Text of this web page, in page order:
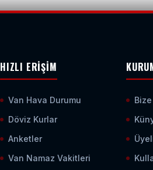
HIZLI ERIŞIM
Van Hava Durumu
Döviz Kurlar
Anketler
Van Namaz Vakitleri